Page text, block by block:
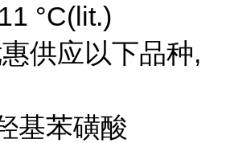
°C(lit.)
供应以下品种,
基苯磺酸